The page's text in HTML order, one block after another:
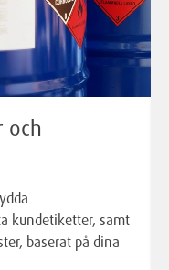
och
kundetiketter, samt
baserat på dina